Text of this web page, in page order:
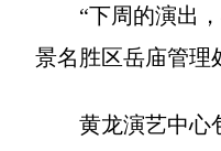
“下周的演出，
景名胜区岳庙管理
黄龙演艺中心包